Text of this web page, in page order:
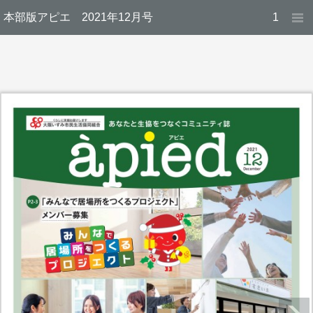
本部版アピエ 2021年12月号 1